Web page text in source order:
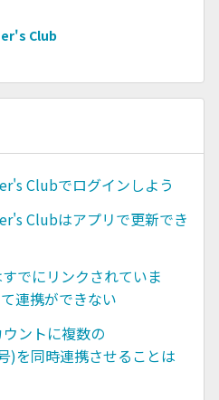
Club
Clubでログインしよう
Clubはアプリで更新でき
すでにリンクされていま
連携ができない
ントに複数の
)を同時連携させることは